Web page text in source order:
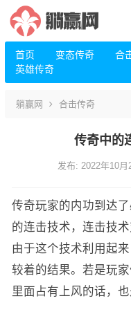
首页 变态传奇 合
英雄传奇
躺赢网 合击传奇
传奇中的
发布: 2022年10月
传奇玩家的内功到达
的连击技术，连击技
由于这个技术利用起
较着的结果。若是玩
里面占有上风的话，